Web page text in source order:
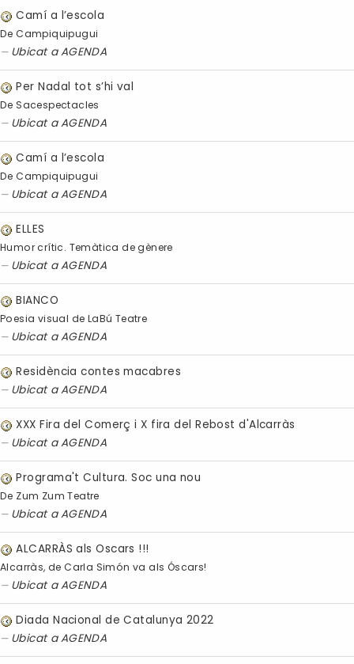
Camí a l’escola
De Campiquipugui
Ubicat aAGENDA
Per Nadal tot s’hi val
De Sacespectacles
Ubicat aAGENDA
Camí a l’escola
De Campiquipugui
Ubicat aAGENDA
ELLES
Humor crític. Temàtica de gènere
Ubicat aAGENDA
BIANCO
Poesia visual de LaBú Teatre
Ubicat aAGENDA
Residència contes macabres
Ubicat aAGENDA
XXX Fira del Comerç i X fira del Rebost d'Alcarràs
Ubicat aAGENDA
Programa't Cultura. Soc una nou
De Zum Zum Teatre
Ubicat aAGENDA
ALCARRÀS als Oscars !!!
Alcarràs, de Carla Simón va als Óscars!
Ubicat aAGENDA
Diada Nacional de Catalunya 2022
Ubicat aAGENDA